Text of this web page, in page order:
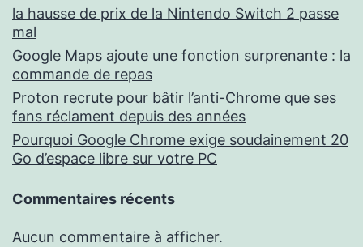
la hausse de prix de la Nintendo Switch 2 passe
mal
Google Maps ajoute une fonction surprenante : la
commande de repas
Proton recrute pour bâtir l’anti-Chrome que ses
fans réclament depuis des années
Pourquoi Google Chrome exige soudainement 20
Go d’espace libre sur votre PC
Commentaires récents
Aucun commentaire à afficher.